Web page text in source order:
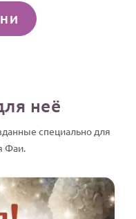
неё
специально для
Фаи.